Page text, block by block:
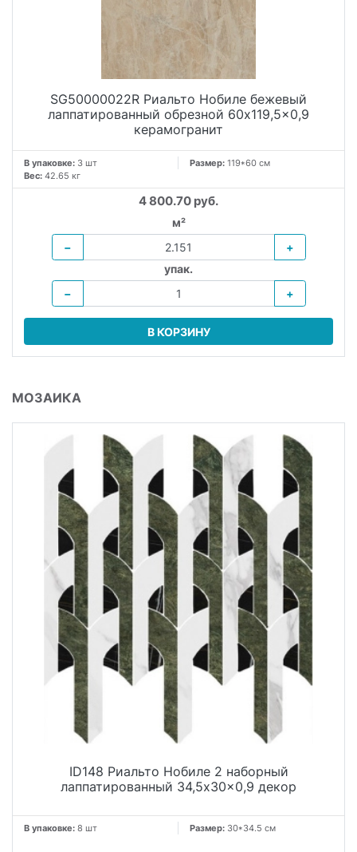
SG50000022R Риальто Нобиле бежевый
лаппатированный обрезной 60x119,5x0,9
керамогранит
В упаковке: 3 шт Размер: 119*60 см
Вес: 42.65 кг
4 800.70 руб.
м²
−
+
упак.
−
+
В КОРЗИНУ
МОЗАИКА
ID148 Риальто Нобиле 2 наборный
лаппатированный 34,5x30x0,9 декор
В упаковке: 8 шт Размер: 30*34.5 см